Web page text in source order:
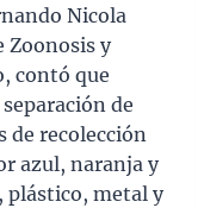
Nicola
Zoonosis y
contó que
de
de recolección
azul, naranja y
plástico, metal y